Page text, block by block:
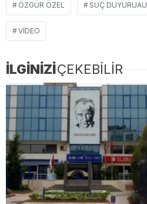
ÖZGÜR ÖZEL SUÇ DUYURUAU
VIDEO
İLGİNİZİÇEKEBİLİR